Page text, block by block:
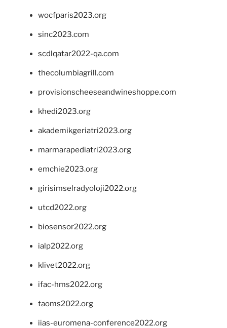
wocfparis2023.org
sinc2023.com
scdlqatar2022-qa.com
thecolumbiagrill.com
provisionscheeseandwineshoppe.com
khedi2023.org
akademikgeriatri2023.org
marmarapediatri2023.org
emchie2023.org
girisimselradyoloji2022.org
utcd2022.org
biosensor2022.org
ialp2022.org
klivet2022.org
ifac-hms2022.org
taoms2022.org
iias-euromena-conference2022.org